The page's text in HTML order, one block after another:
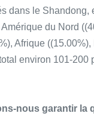
dans le Shandong,
du Nord
Afrique ((15.00%),
environ 101-200
nous garantir la